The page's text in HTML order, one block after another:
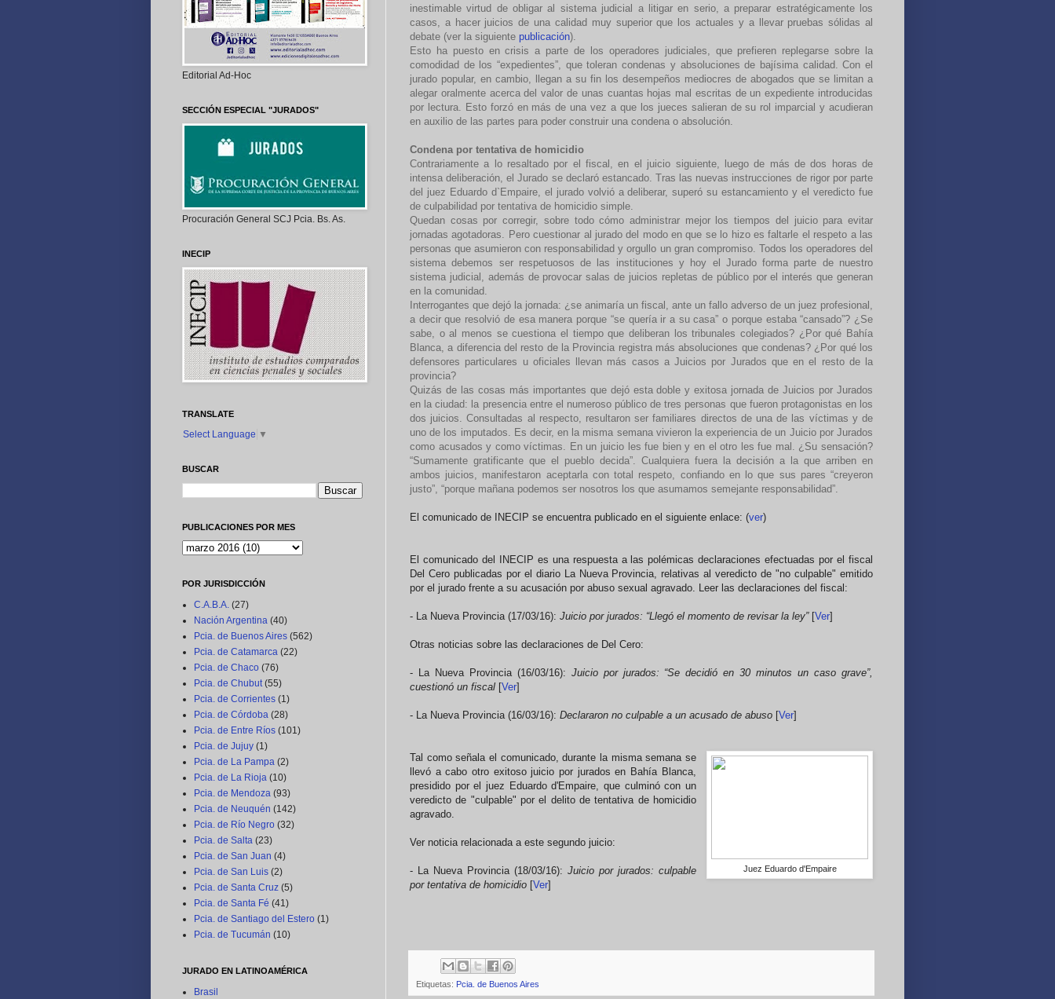
inestimable virtud de obligar al sistema judicial a litigar en serio, a preparar estratégicamente los
casos, a hacer juicios de una calidad muy superior que los actuales y a llevar pruebas sólidas al
debate (ver la siguiente publicación).
Esto ha puesto en crisis a parte de los operadores judiciales, que prefieren replegarse sobre la
comodidad de los “expedientes”, que toleran condenas y absoluciones de bajísima calidad. Con el
jurado popular, en cambio, llegan a su fin los desempeños mediocres de abogados que se limitan a
alegar oralmente acerca del valor de unas cuantas hojas mal escritas de un expediente introducidas
por lectura. Esto forzó en más de una vez a que los jueces salieran de su rol imparcial y acudieran
en auxilio de las partes para poder construir una condena o absolución.
Condena por tentativa de homicidio
Contrariamente a lo resaltado por el fiscal, en el juicio siguiente, luego de más de dos horas de
intensa deliberación, el Jurado se declaró estancado. Tras las nuevas instrucciones de rigor por parte
del juez Eduardo d`Empaire, el jurado volvió a deliberar, superó su estancamiento y el veredicto fue
de culpabilidad por tentativa de homicidio simple.
Quedan cosas por corregir, sobre todo cómo administrar mejor los tiempos del juicio para evitar
jornadas agotadoras. Pero cuestionar al jurado del modo en que se lo hizo es faltarle el respeto a las
personas que asumieron con responsabilidad y orgullo un gran compromiso. Todos los operadores del
sistema debemos ser respetuosos de las instituciones y hoy el Jurado forma parte de nuestro
sistema judicial, además de provocar salas de juicios repletas de público por el interés que generan
en la comunidad.
Interrogantes que dejó la jornada: ¿se animaría un fiscal, ante un fallo adverso de un juez profesional,
a decir que resolvió de esa manera porque “se quería ir a su casa” o porque estaba “cansado”? ¿Se
sabe, o al menos se cuestiona el tiempo que deliberan los tribunales colegiados? ¿Por qué Bahía
Blanca, a diferencia del resto de la Provincia registra más absoluciones que condenas? ¿Por qué los
defensores particulares u oficiales llevan más casos a Juicios por Jurados que en el resto de la
provincia?
Quizás de las cosas más importantes que dejó esta doble y exitosa jornada de Juicios por Jurados
en la ciudad: la presencia entre el numeroso público de tres personas que fueron protagonistas en los
dos juicios. Consultadas al respecto, resultaron ser familiares directos de una de las víctimas y de
uno de los imputados. Es decir, en la misma semana vivieron la experiencia de un Juicio por Jurados
como acusados y como víctimas. En un juicio les fue bien y en el otro les fue mal. ¿Su sensación?
“Sumamente gratificante que el pueblo decida”. Cualquiera fuera la decisión a la que arriben en
ambos juicios, manifestaron aceptarla con total respeto, confiando en lo que sus pares “creyeron
justo”, “porque mañana podemos ser nosotros los que asumamos semejante responsabilidad”.
El comunicado de INECIP se encuentra publicado en el siguiente enlace: (ver)
El comunicado del INECIP es una respuesta a las polémicas declaraciones efectuadas por el fiscal
Del Cero publicadas por el diario La Nueva Provincia, relativas al veredicto de "no culpable" emitido
por el jurado frente a su acusación por abuso sexual agravado. Leer las declaraciones del fiscal:
- La Nueva Provincia (17/03/16): Juicio por jurados: “Llegó el momento de revisar la ley” [Ver]
Otras noticias sobre las declaraciones de Del Cero:
- La Nueva Provincia (16/03/16): Juicio por jurados: “Se decidió en 30 minutos un caso grave”,
cuestionó un fiscal [Ver]
- La Nueva Provincia (16/03/16): Declararon no culpable a un acusado de abuso [Ver]
Juez Eduardo d'Empaire
Tal como señala el comunicado, durante la misma semana se
llevó a cabo otro exitoso juicio por jurados en Bahía Blanca,
presidido por el juez Eduardo d'Empaire, que culminó con un
veredicto de "culpable" por el delito de tentativa de homicidio
agravado.
Ver noticia relacionada a este segundo juicio:
- La Nueva Provincia (18/03/16): Juicio por jurados: culpable
por tentativa de homicidio [Ver]
Etiquetas: Pcia. de Buenos Aires
Editorial Ad-Hoc
SECCIÓN ESPECIAL "JURADOS"
Procuración General SCJ Pcia. Bs. As.
INECIP
TRANSLATE
Select Language ▼
BUSCAR
PUBLICACIONES POR MES
POR JURISDICCIÓN
C.A.B.A. (27)
Nación Argentina (40)
Pcia. de Buenos Aires (562)
Pcia. de Catamarca (22)
Pcia. de Chaco (76)
Pcia. de Chubut (55)
Pcia. de Corrientes (1)
Pcia. de Córdoba (28)
Pcia. de Entre Ríos (101)
Pcia. de Jujuy (1)
Pcia. de La Pampa (2)
Pcia. de La Rioja (10)
Pcia. de Mendoza (93)
Pcia. de Neuquén (142)
Pcia. de Río Negro (32)
Pcia. de Salta (23)
Pcia. de San Juan (4)
Pcia. de San Luis (2)
Pcia. de Santa Cruz (5)
Pcia. de Santa Fé (41)
Pcia. de Santiago del Estero (1)
Pcia. de Tucumán (10)
JURADO EN LATINOAMÉRICA
Brasil